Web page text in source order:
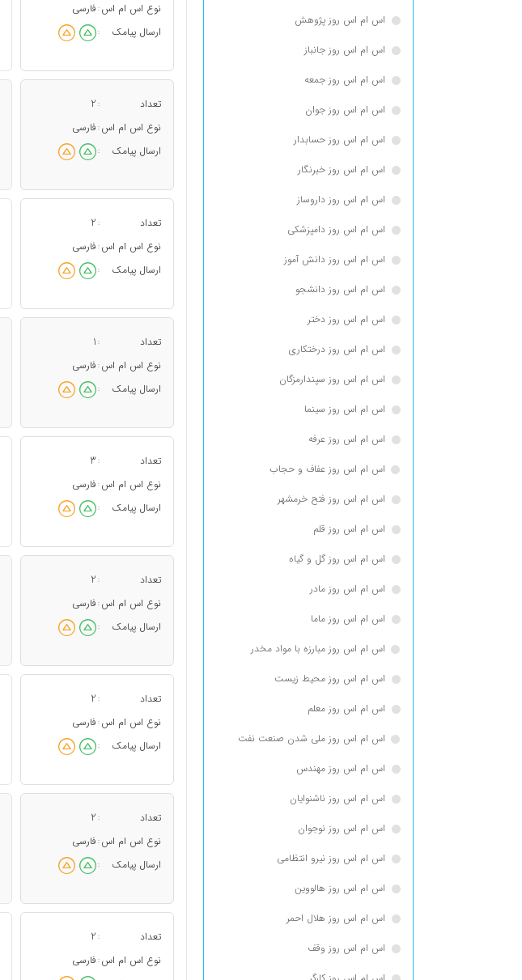
اس ام اس روز پژوهش
اس ام اس روز جانباز
اس ام اس روز جمعه
اس ام اس روز جوان
اس ام اس روز حسابدار
اس ام اس روز خبرنگار
اس ام اس روز داروساز
اس ام اس روز دامپزشکی
اس ام اس روز دانش آموز
اس ام اس روز دانشجو
اس ام اس روز دختر
اس ام اس روز درختکاری
اس ام اس روز سپندارمزگان
اس ام اس روز سینما
اس ام اس روز عرفه
اس ام اس روز عفاف و حجاب
اس ام اس روز فتح خرمشهر
اس ام اس روز قلم
اس ام اس روز گل و گیاه
اس ام اس روز مادر
اس ام اس روز ماما
اس ام اس روز مبارزه با مواد مخدر
اس ام اس روز محیط زیست
اس ام اس روز معلم
اس ام اس روز ملی شدن صنعت نفت
اس ام اس روز مهندس
اس ام اس روز ناشنوایان
اس ام اس روز نوجوان
اس ام اس روز نیرو انتظامی
اس ام اس روز هالووین
اس ام اس روز هلال احمر
اس ام اس روز وقف
نوع اس ام اس : فارسی
ارسال پیامک
:
تعداد :
2
نوع اس ام اس : فارسی
ارسال پیامک
:
تعداد :
2
نوع اس ام اس : فارسی
ارسال پیامک
:
تعداد :
1
نوع اس ام اس : فارسی
ارسال پیامک
:
تعداد :
3
نوع اس ام اس : فارسی
ارسال پیامک
:
تعداد :
2
نوع اس ام اس : فارسی
ارسال پیامک
:
تعداد :
2
نوع اس ام اس : فارسی
ارسال پیامک
:
تعداد :
2
نوع اس ام اس : فارسی
ارسال پیامک
:
تعداد :
2
نوع اس ام اس : فارسی